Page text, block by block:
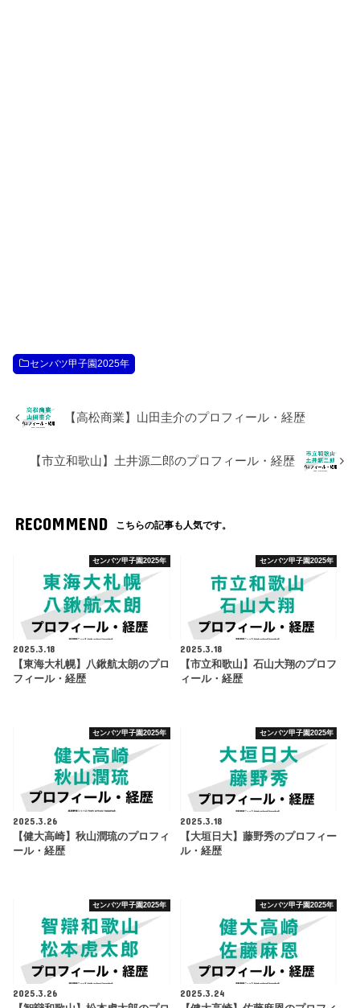
センバツ甲子園2025年
【高松商業】山田圭介のプロフィール・経歴
【市立和歌山】土井源二郎のプロフィール・経歴
RECOMMEND こちらの記事も人気です。
センバツ甲子園2025年
2025.3.18
【東海大札幌】八鍬航太朗のプロ
フィール・経歴
センバツ甲子園2025年
2025.3.18
【市立和歌山】石山大翔のプロフ
ィール・経歴
センバツ甲子園2025年
2025.3.26
【健大高崎】秋山潤琉のプロフィ
ール・経歴
センバツ甲子園2025年
2025.3.18
【大垣日大】藤野秀のプロフィー
ル・経歴
センバツ甲子園2025年
2025.3.26
センバツ甲子園2025年
2025.3.24